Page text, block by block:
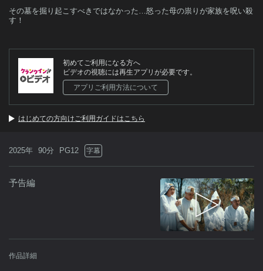
その墓を掘り起こすべきではなかった…怒った母の祟りが家族を呪い殺
す！
初めてご利用になる方へ
ビデオの視聴には再生アプリが必要です。
アプリご利用方法について
はじめての方向けご利用ガイドはこちら
2025年 90分 PG12 字幕
予告編
作品詳細